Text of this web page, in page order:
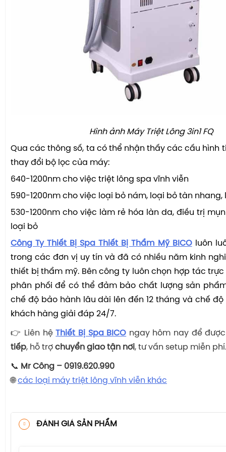
Hình ảnh Máy Triệt Lông 3in1 FQ
Qua các thông số, ta có thể nhận thấy các cấu hình
thay đổi bộ lọc của máy:
640-1200nm cho việc triệt lông spa vĩnh viễn
590-1200nm cho việc loại bỏ nám, loại bỏ tàn nhang,
530-1200nm cho việc làm rẻ hóa làn da, điều trị
loại bỏ
Công Ty Thiết Bị Spa Thiết Bị Thẩm Mỹ BICOluôn
trong các đơn vị uy tín và đã có nhiều năm kinh
thiết bị thẩm mỹ. Bên công ty luôn chọn hợp tác
phân phối để có thể đảm bảo chất lượng sản
chế độ bảo hành lâu dài lên đến 12 tháng và chế
khách hàng giải đáp 24/7.
👉 Liên hệThiết Bị Spa BICO ngay hôm nay để
tiếp, hỗ trợ chuyển giao tận nơi, tư vấn setup miễn phí.
📞 Mr Công – 0919.620.990
🌐các loại máy triệt lông vĩnh viễn khác
ĐÁNH GIÁ SẢN PHẨM